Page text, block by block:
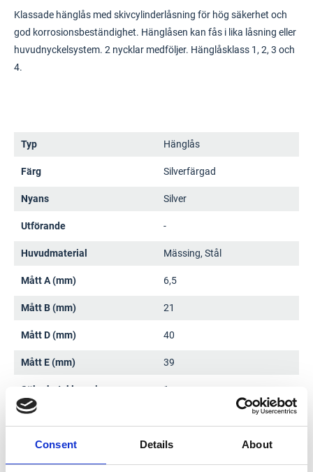
Consent Details About
Klassade hänglås med skivcylinderlåsning för hög säkerhet och
god korrosionsbeständighet. Hänglåsen kan fås i lika låsning eller
huvudnyckelsystem. 2 nycklar medföljer. Hänglåsklass 1, 2, 3 och
4.
Typ Hänglås
Färg Silverfärgad
Nyans Silver
Utförande -
Huvudmaterial Mässing, Stål
Mått A (mm) 6,5
Mått B (mm) 21
Mått D (mm) 40
Mått E (mm) 39
Säkerhetsklassning 1